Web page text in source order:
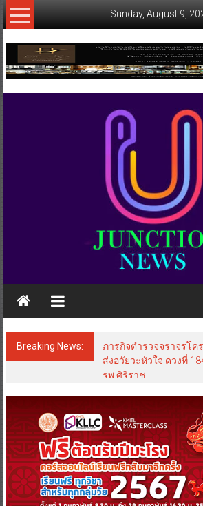
Skip
to
Sunday, August 9,
เว็บ
ข่าว
Breaking News:
ภารกิจตำรวจจราจรโค
ส่งอวัยวะหัวใจ ดวงที่
รพ.ศิริราช